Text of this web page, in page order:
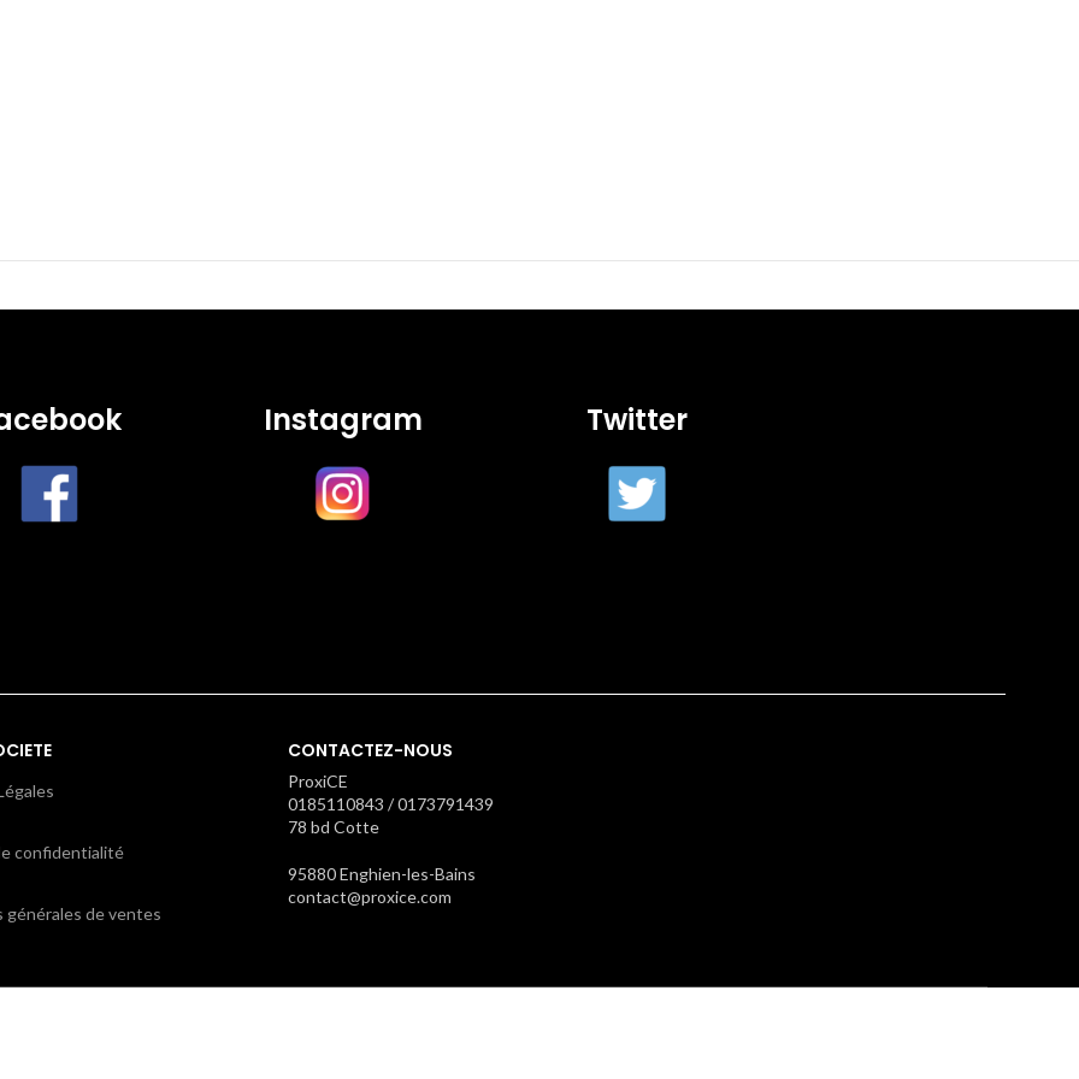
Instagram Twitter
confidentialité
générales de ventes
CONTACTEZ-NOUS
ProxiCE
0185110843 / 0173791439
78 bd Cotte
95880 Enghien-les-Bains
contact@proxice.com